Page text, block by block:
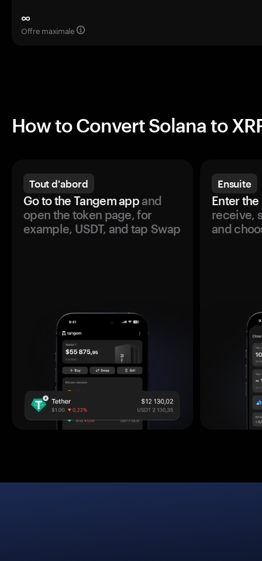
∞
Offre maximale
How to Convert Solana to
Tout d'abord
Go to the Tangem appand
open the token page, for
example, USDT, and tap Swap
Ensuite
Enter the
receive,
and